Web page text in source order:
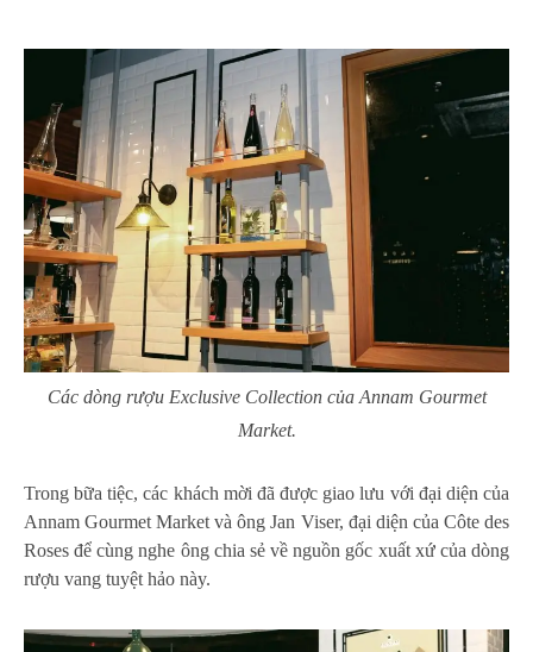
Các dòng rượu Exclusive Collection của Annam Gourmet
Market.
Trong bữa tiệc, các khách mời đã được giao lưu với đại diện của
Annam Gourmet Market và ông Jan Viser, đại diện của Côte des
Roses để cùng nghe ông chia sẻ về nguồn gốc xuất xứ của dòng
rượu vang tuyệt hảo này.